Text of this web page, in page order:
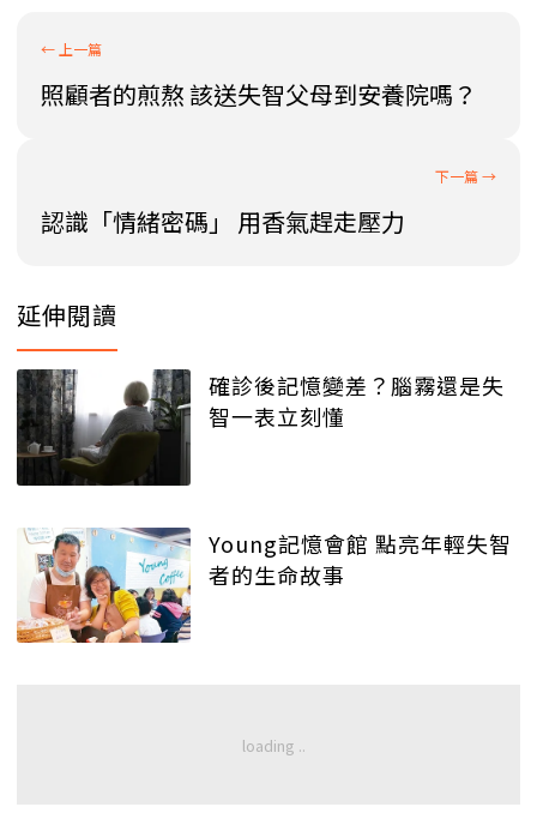
照顧者的煎熬 該送失智父母到安養院嗎？
認識「情緒密碼」 用香氣趕走壓力
延伸閱讀
確診後記憶變差？腦霧還是失
智一表立刻懂
Young記憶會館 點亮年輕失智
者的生命故事